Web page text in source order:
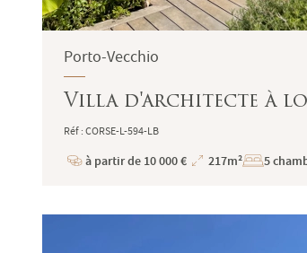
Porto-Vecchio
Villa d'architecte à
Réf : CORSE-L-594-LB
Prix
à partir de 10 000 €
Superficie
217m² 5